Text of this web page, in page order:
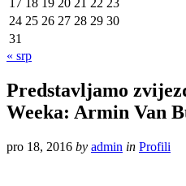
24 25 26 27 28 29 30
31
« srp
Predstavljamo
Weeka: Armin Van
pro 18, 2016 by admin in Profili